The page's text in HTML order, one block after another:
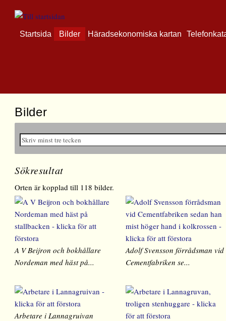
Startsida Bilder Häradsekonomiska kartan
Bilder
Sökresultat
Orten är kopplad till 118 bilder.
A V Beijron och bokhållare
Nordeman med häst på...
Adolf Svensson förrådsman vid
Cementfabriken se...
Arbetare i Lannagruivan